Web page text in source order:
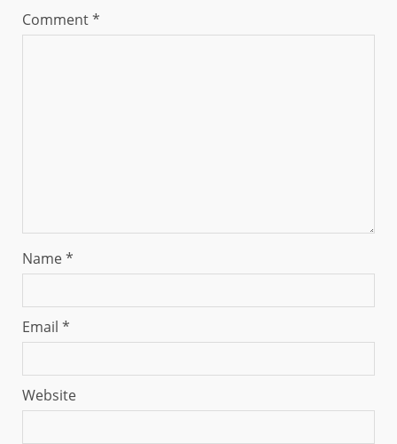
Comment*
Name*
Email *
Website